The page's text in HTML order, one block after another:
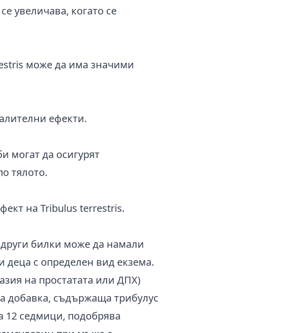
увеличава, когато се
може да има значими
ефекти.
могат да осигурят
тялото.
на Tribulus terrestris.
билки може да намали
с определен вид екзема.
на простатата или ДПХ)
добавка, съдържаща трибулус
12 седмици, подобрява